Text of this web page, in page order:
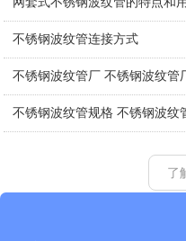
不锈钢波纹管连接方式
不锈钢波纹管厂 不锈钢波纹管
不锈钢波纹管规格 不锈钢波
了